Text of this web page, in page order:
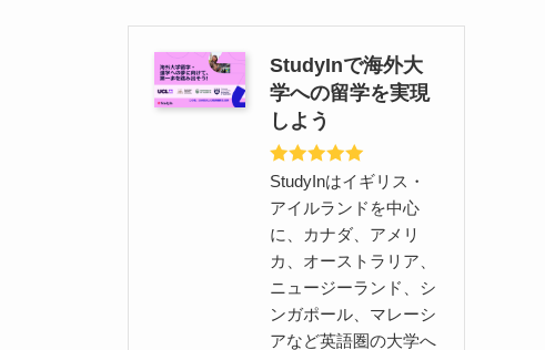
StudyInで海外大
学への留学を実現
しよう
StudyInはイギリス・
アイルランドを中心
に、カナダ、アメリ
カ、オーストラリア、
ニュージーランド、シ
ンガポール、マレーシ
アなど英語圏の大学へ